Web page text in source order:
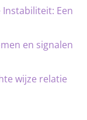
Een
en signalen
wijze relatie